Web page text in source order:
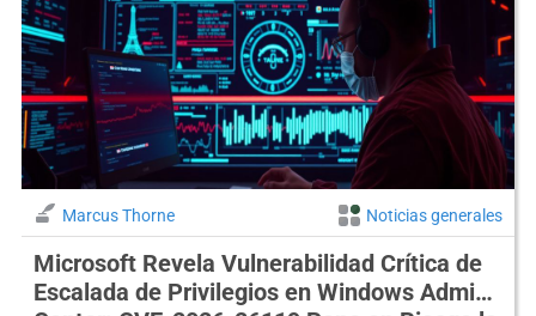
Marcus Thorne Noticias generales
Microsoft Revela Vulnerabilidad Crítica de
Escalada de Privilegios en Windows Admin